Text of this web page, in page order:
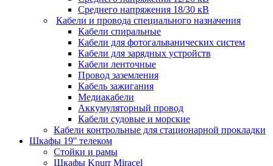
Среднего напряжения 18/30 кВ
Кабели и провода специального назначения
Кабели спиральные
Кабели для фотогальванических систем
Кабели для зарядных устройств
Кабели ленточные
Провод заземления
Кабель зажигания
Медиакабели
Аккумуляторный провод
Кабели судовые и морские
Кабели контрольные для стационарной прокладки
Шкафы 19'' телеком
Стойки и рамы
Шкафы Knurr Miracel